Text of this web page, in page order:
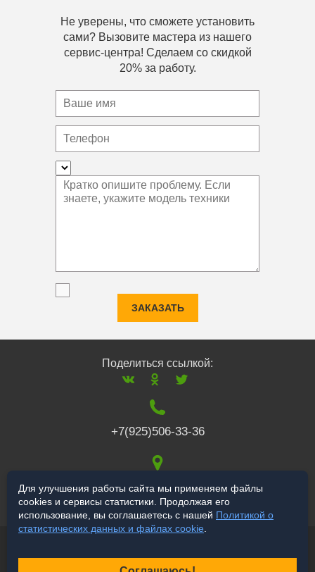
Не уверены, что сможете установить
сами? Вызовите мастера из нашего
сервис-центра! Сделаем со скидкой
20% за работу.
ЗАКАЗАТЬ
Поделиться ссылкой:
+7(925)506-33-36
117519,г. Москва,
Варшавское ш., 132
Продвижение сайта
Для улучшения работы сайта мы применяем файлы
cookies и сервисы статистики. Продолжая его
использование, вы соглашаетесь с нашей Политикой о
статистических данных и файлах cookie